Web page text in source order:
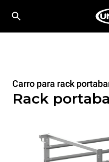
Carro para rack
Rack